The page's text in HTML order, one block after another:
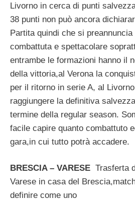
Livorno in cerca di punti
38 punti non può ancora
Partita quindi che si
combattuta e spettacolare
entrambe le formazioni hanno il
della vittoria,al Verona la
per il ritorno in serie A, al
raggiungere la definitiva
termine della regular season.
facile capire quanto combattuto
gara,in cui tutto potrà accadere.
BRESCIA – VARESE Trasferta
Varese in casa del
definire come uno